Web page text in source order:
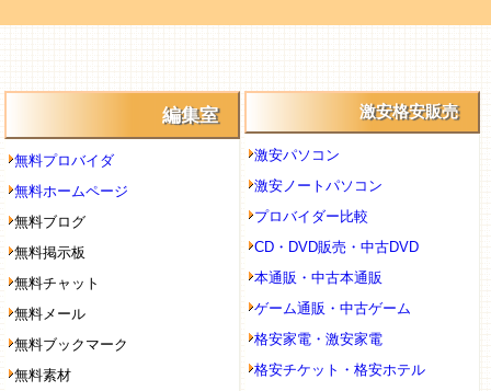
編集室
無料プロバイダ
無料ホームページ
無料ブログ
無料掲示板
無料チャット
無料メール
無料ブックマーク
無料素材
激安格安販売
激安パソコン
激安ノートパソコン
プロバイダー比較
CD・DVD販売・中古DVD
本通販・中古本通販
ゲーム通販・中古ゲーム
格安家電・激安家電
格安チケット・格安ホテル